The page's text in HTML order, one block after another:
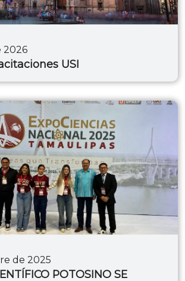
2026
USI
de 2025
POTOSINO SE